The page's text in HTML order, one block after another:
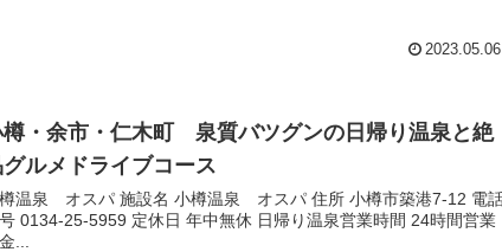
2023.05.06
樽・余市・仁木町 泉質バツグンの日帰り温泉と絶
グルメドライブコース
スパ 施設名 小樽温泉 オスパ 住所 小樽市築港7-12 電話
25-5959 定休日 年中無休 日帰り温泉営業時間 24時間営業
...